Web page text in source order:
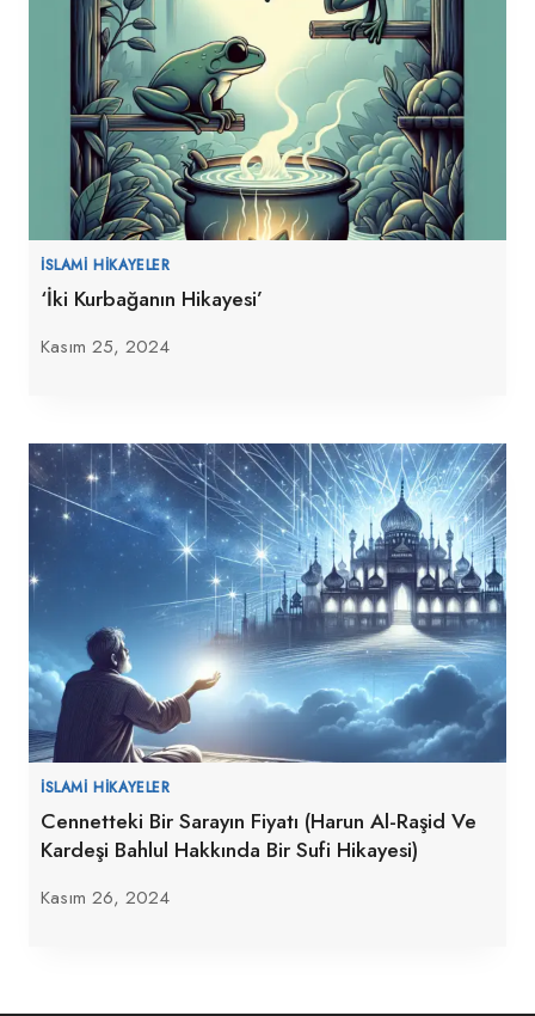
İSLAMI HIKAYELER
‘İki Kurbağanın Hikayesi’
Kasım 25, 2024
İSLAMI HIKAYELER
Cennetteki Bir Sarayın Fiyatı (Harun Al-Raşid Ve
Kardeşi Bahlul Hakkında Bir Sufi Hikayesi)
Kasım 26, 2024